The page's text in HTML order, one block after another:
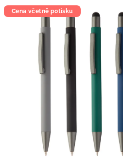
produktu
0,0
hvězdiček.
Cena včetně potisku